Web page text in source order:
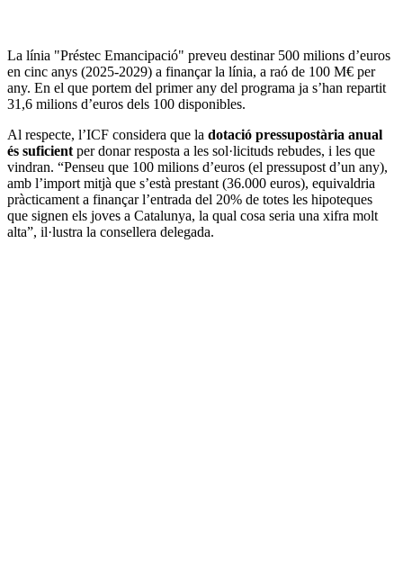
La línia "Préstec Emancipació" preveu destinar 500 milions d’euros
en cinc anys (2025-2029) a finançar la línia, a raó de 100 M€ per
any. En el que portem del primer any del programa ja s’han repartit
31,6 milions d’euros dels 100 disponibles.
Al respecte, l’ICF considera que la dotació pressupostària anual
és suficientper donar resposta a les sol·licituds rebudes, i les que
vindran. “Penseu que 100 milions d’euros (el pressupost d’un any),
amb l’import mitjà que s’està prestant (36.000 euros), equivaldria
pràcticament a finançar l’entrada del 20% de totes les hipoteques
que signen els joves a Catalunya, la qual cosa seria una xifra molt
alta”, il·lustra la consellera delegada.